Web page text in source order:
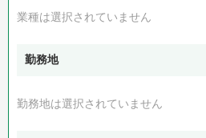
業種は選択されていません
勤務地
勤務地は選択されていません